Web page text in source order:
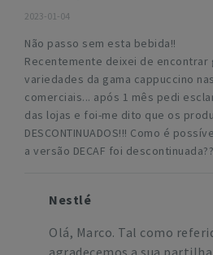
2023-01-04
Não passo sem esta bebida!!
Recentemente deixei de encontrar
variedades da gama cappuccino
comerciais... após 1 mês pedi
das lojas e foi-me dito que os
DESCONTINUADOS!!! Como é
a versão DECAF foi
Nestlé
Olá, Marco. Tal como
agradecemos a sua